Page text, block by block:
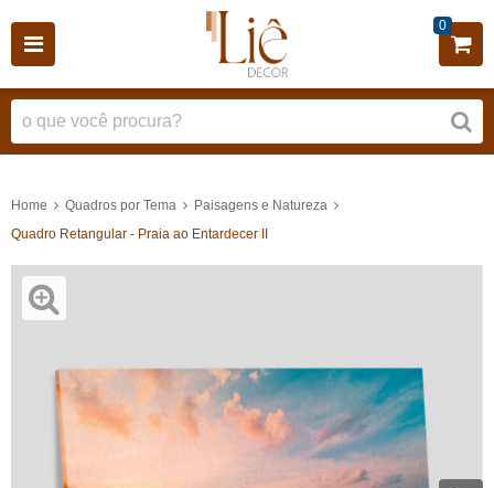
0
Home Quadros por Tema
Paisagens e Natureza
Quadro Retangular - Praia ao Entardecer II